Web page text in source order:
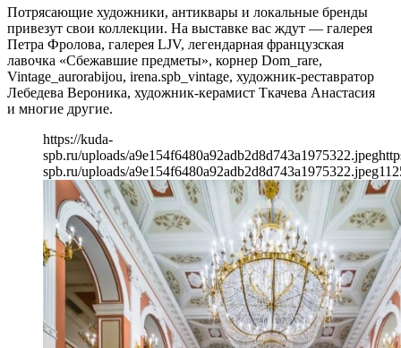
Потрясающие художники, антиквары и локальные бренды
привезут свои коллекции. На выставке вас ждут — галерея
Петра Фролова, галерея LJV, легендарная французская
лавочка «Сбежавшие предметы», корнер Dom_rare,
Vintage_aurorabijou, irena.spb_vintage, художник-реставратор
Лебедева Вероника, художник-керамист Ткачева Анастасия
и многие другие.
https://kuda-
spb.ru/uploads/a9e154f6480a92adb2d8d743a1975322.jpeg
spb.ru/uploads/a9e154f6480a92adb2d8d743a1975322.jpeg